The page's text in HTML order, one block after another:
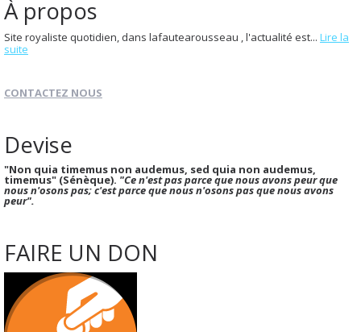
À propos
Site royaliste quotidien, dans lafautearousseau , l'actualité est... Lire la
suite
CONTACTEZ NOUS
Devise
"Non quia timemus non audemus, sed quia non audemus,
timemus" (Sénèque). "Ce n'est pas parce que nous avons peur que
nous n'osons pas; c'est parce que nous n'osons pas que nous avons
peur".
FAIRE UN DON